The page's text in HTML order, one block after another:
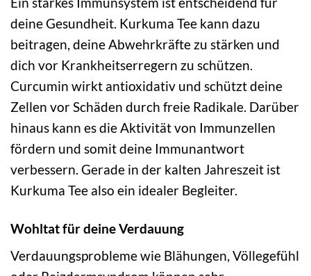
deine Gesundheit. Kurkuma Tee kann dazu
beitragen, deine Abwehrkräfte zu stärken und
dich vor Krankheitserregern zu schützen.
Curcumin wirkt antioxidativ und schützt deine
Zellen vor Schäden durch freie Radikale. Darüber
hinaus kann es die Aktivität von Immunzellen
fördern und somit deine Immunantwort
verbessern. Gerade in der kalten Jahreszeit ist
Kurkuma Tee also ein idealer Begleiter.
Wohltat für deine Verdauung
Verdauungsprobleme wie Blähungen, Völlegefühl